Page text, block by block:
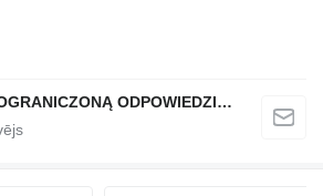
QINDITO SPÓŁKA Z OGRANICZONĄ ODPOWIEDZIALNOŚCIĄ